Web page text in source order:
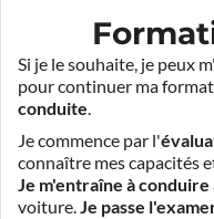
Si je le souhaite, je peux
pour continuer ma
conduite.
Je commence par l'
connaître mes capacités
Je m'entraîne à conduire
voiture.Je passe